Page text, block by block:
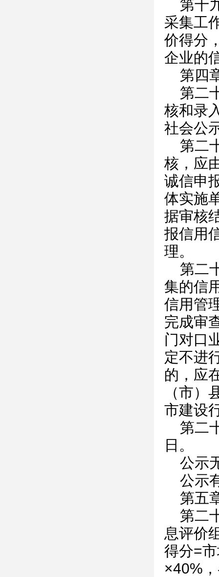
第十
采集工
价得分
企业的
第四
第二
核和录
社会公
第二
核，应
诚信申
体实施
据审核
报信用
理。
第二
集的信
信用管
完成审
门对口
定不进
的，应
（市
市建设
第二
日。
公示
公示
第五
第二
息评价
得分=
×40%